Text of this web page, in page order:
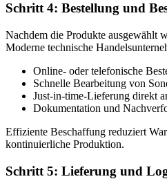
Schritt 4: Bestellung und
Nachdem die Produkte ausgewählt
Moderne technische
Online- oder telefonische
Schnelle Bearbeitung von
Just-in-time-Lieferung direkt
Dokumentation und
Effiziente Beschaffung reduziert
kontinuierliche Produktion.
Schritt 5: Lieferung und